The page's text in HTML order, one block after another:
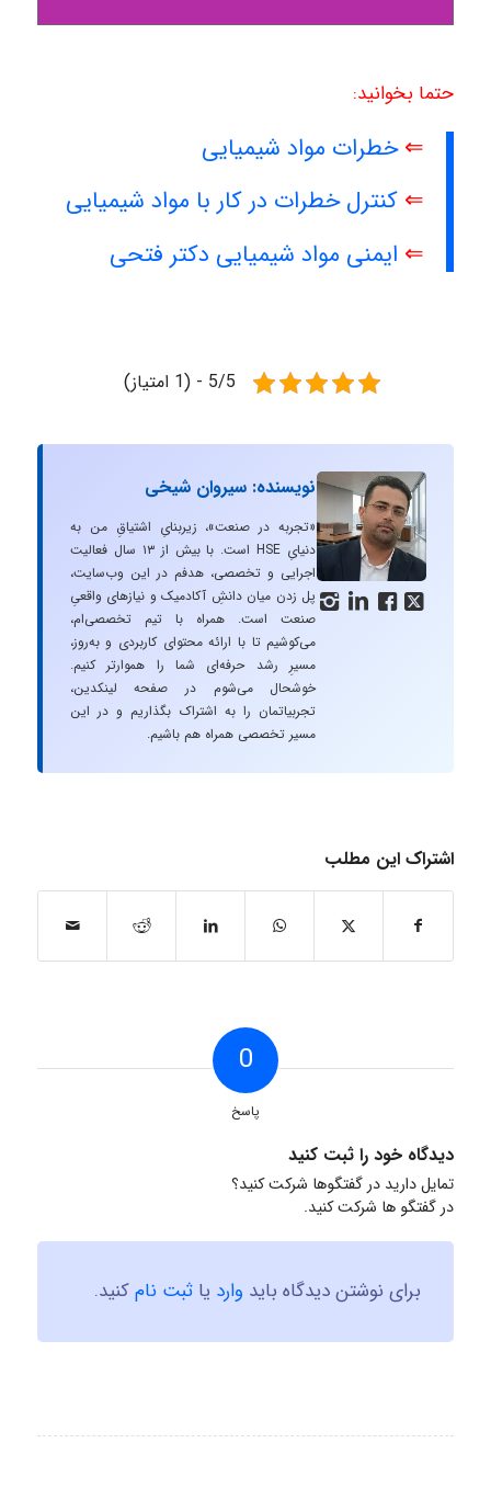
حتما بخوانید:
⇐خطرات مواد شیمیایی
⇐ کنترل خطرات در کار با مواد شیمیایی
⇐ ایمنی مواد شیمیایی دکتر فتحی
5/5 - (1 امتیاز)
   
نویسنده: سیروان شیخی
«تجربه در صنعت»، زیربنایِ اشتیاقِ من به
دنیایِ HSE است. با بیش از ۱۳ سال فعالیت
اجرایی و تخصصی، هدفم در این وب‌سایت،
پل زدن میان دانشِ آکادمیک و نیازهای واقعیِ
صنعت است. همراه با تیم تخصصی‌ام،
می‌کوشیم تا با ارائه محتوای کاربردی و به‌روز،
مسیرِ رشد حرفه‌ای شما را هموارتر کنیم.
خوشحال می‌شوم در صفحه لینکدین،
تجربیاتمان را به اشتراک بگذاریم و در این
مسیر تخصصی همراه هم باشیم.
اشتراک این مطلب
0
پاسخ
دیدگاه خود را ثبت کنید
تمایل دارید در گفتگوها شرکت کنید؟
در گفتگو ها شرکت کنید.
برای نوشتن دیدگاه باید وارد یا ثبت نامکنید.